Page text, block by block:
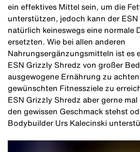
ein effektives Mittel sein, um die
unterstützen, jedoch kann der
natürlich keineswegs eine normale
ersetzten. Wie bei allen anderen
Nahrungsergänzungsmitteln ist es
ESN Grizzly Shredz von großer
ausgewogene Ernährung zu
gewünschten Fitnessziele zu
ESN Grizzly Shredz aber gerne
den gewissen Geschmack stehst
Bodybuilder Urs Kalecinski